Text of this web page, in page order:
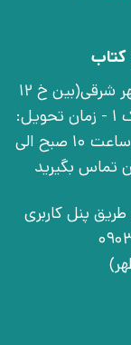
کتاب
تهران، خ انقلاب، خ 12 فروردین، خ روانمهر شرقی(بین خ 12
فروردین و خ فخر رازی)، بن‌بست اوّل، پلاک 1 - زمان تحویل:
شنبه تا چهارشنبه به جز روزهای تعطیل از ساعت 10 صبح الی
طریق پنل کاربری